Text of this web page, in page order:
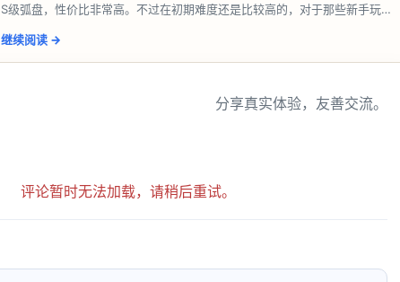
S级弧盘，性价比非常高。不过在初期难度还是比较高的，对于那些新手玩家
继续阅读 →
分享真实体验，友善交流。
评论暂时无法加载，请稍后重试。